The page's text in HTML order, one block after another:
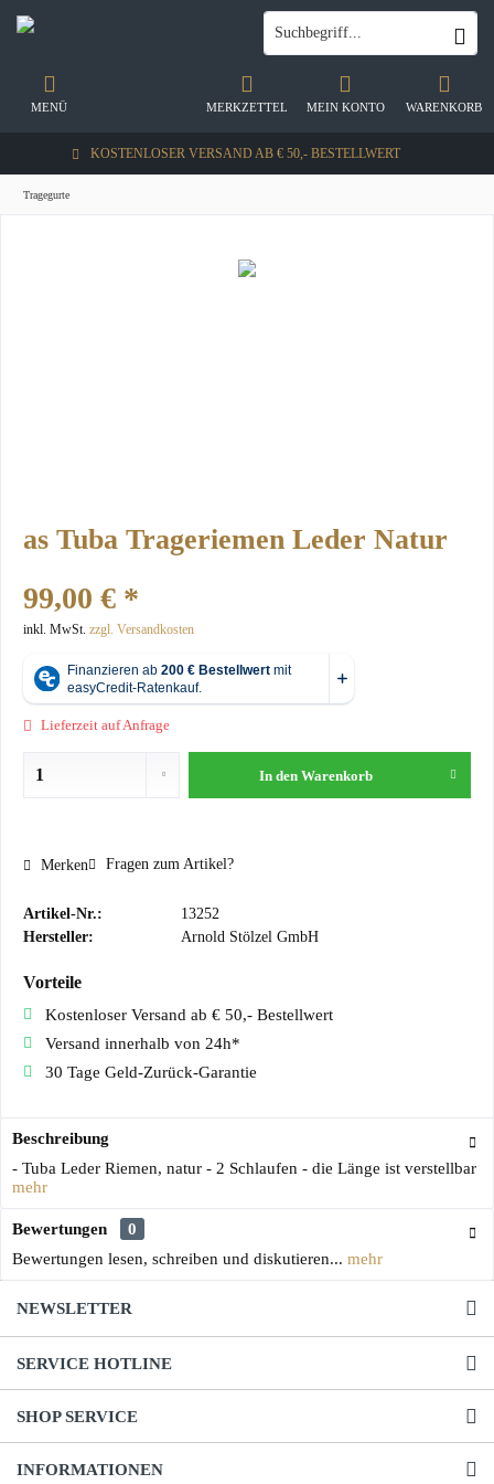
KOSTENLOSER VERSAND AB € 50,- BESTELLWERT
WARENKORB
MERKZETTEL MEIN KONTO
MENÜ
Tragegurte
as Tuba Trageriemen Leder Natur
99,00 € *
inkl. MwSt. zzgl. Versandkosten
Lieferzeit auf Anfrage
In den Warenkorb
Merken Fragen zum Artikel?
Artikel-Nr.:
13252
Hersteller:
Arnold Stölzel GmbH
Vorteile
Kostenloser Versand ab € 50,- Bestellwert
Versand innerhalb von 24h*
30 Tage Geld-Zurück-Garantie
Beschreibung
- Tuba Leder Riemen, natur - 2 Schlaufen - die Länge ist verstellbar
mehr
Bewertungen
0
Bewertungen lesen, schreiben und diskutieren... mehr
NEWSLETTER
SERVICE HOTLINE
SHOP SERVICE
INFORMATIONEN